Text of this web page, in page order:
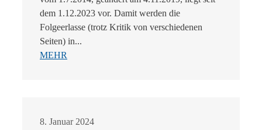
dem 1.12.2023 vor. Damit werden die
Folgeerlasse (trotz Kritik von verschiedenen
Seiten) in...
MEHR
8. Januar 2024